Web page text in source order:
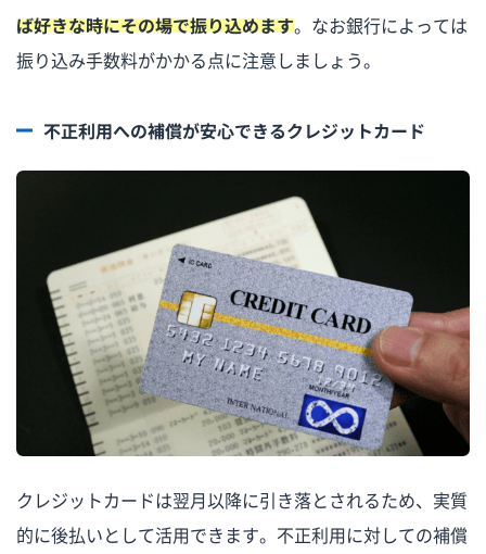
ば好きな時にその場で振り込めます。なお銀行によっては
振り込み手数料がかかる点に注意しましょう。
不正利用への補償が安心できるクレジットカード
クレジットカードは翌月以降に引き落とされるため、実質
的に後払いとして活用できます。不正利用に対しての補償